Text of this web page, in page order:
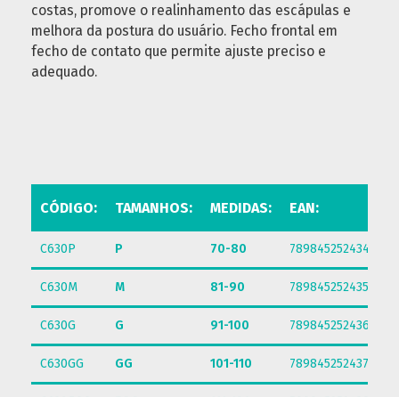
costas, promove o realinhamento das escápulas e
melhora da postura do usuário. Fecho frontal em
fecho de contato que permite ajuste preciso e
adequado.
CÓDIGO: TAMANHOS: MEDIDAS: EAN:
C630P P 70-80 7898452524341
C630M M 81-90 7898452524358
C630G G 91-100 7898452524365
C630GG GG 101-110 7898452524372